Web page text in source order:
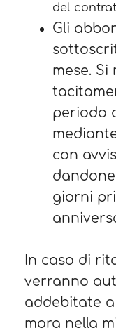
del
Gli
mese.
periodo
con
giorni
In caso di
verranno
addebitate
mora nella